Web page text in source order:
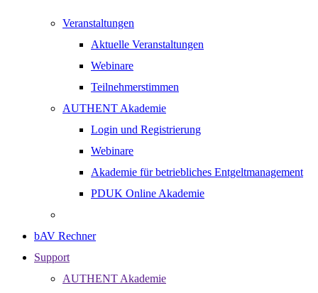
Veranstaltungen
Aktuelle Veranstaltungen
Webinare
Teilnehmerstimmen
AUTHENT Akademie
Login und Registrierung
Webinare
Akademie für betriebliches Entgeltmanagement
PDUK Online Akademie
bAV Rechner
Support
AUTHENT Akademie